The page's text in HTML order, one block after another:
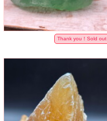
Thank you！Sold out